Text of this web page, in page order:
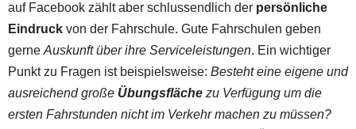
auf Facebook zählt aber schlussendlich der persönliche
Eindruck von der Fahrschule. Gute Fahrschulen geben
gerne Auskunft über ihre Serviceleistungen. Ein wichtiger
Punkt zu Fragen ist beispielsweise: Besteht eine eigene und
ausreichend große Übungsfläche zu Verfügung um die
ersten Fahrstunden nicht im Verkehr machen zu müssen?